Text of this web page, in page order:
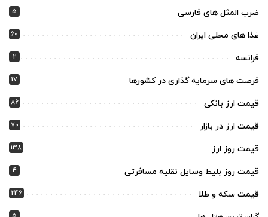
ضرب المثل های فارسی 5
غذا های محلی ایران 60
فرانسه 2
فرصت های سرمایه گذاری در کشورها 17
قیمت ارز بانکی 86
قیمت ارز در بازار 70
قیمت روز ارز 138
قیمت روز بلیط وسایل نقلیه مسافرتی 4
قیمت سکه و طلا 246